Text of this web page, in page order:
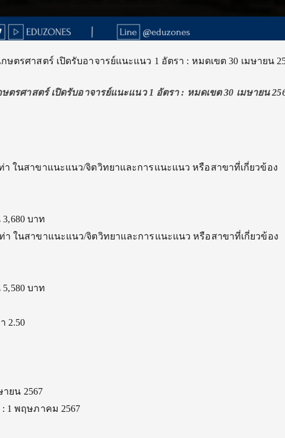
ษตรศาสตร์ เปิดรับอาจารย์แนะแนว 1 อัตรา : หมดเขต 30 เมษายน
ตรศาสตร์ เปิดรับอาจารย์แนะแนว 1 อัตรา : หมดเขต 30 เมษายน
ในสาขาแนะแนว/จิตวิทยาและการแนะแนว หรือสาขาที่เกี่ยวข้อง
บาท
ในสาขาแนะแนว/จิตวิทยาและการแนะแนว หรือสาขาที่เกี่ยวข้อง
บาท
2.50
ยน 2567
1 พฤษภาคม 2567